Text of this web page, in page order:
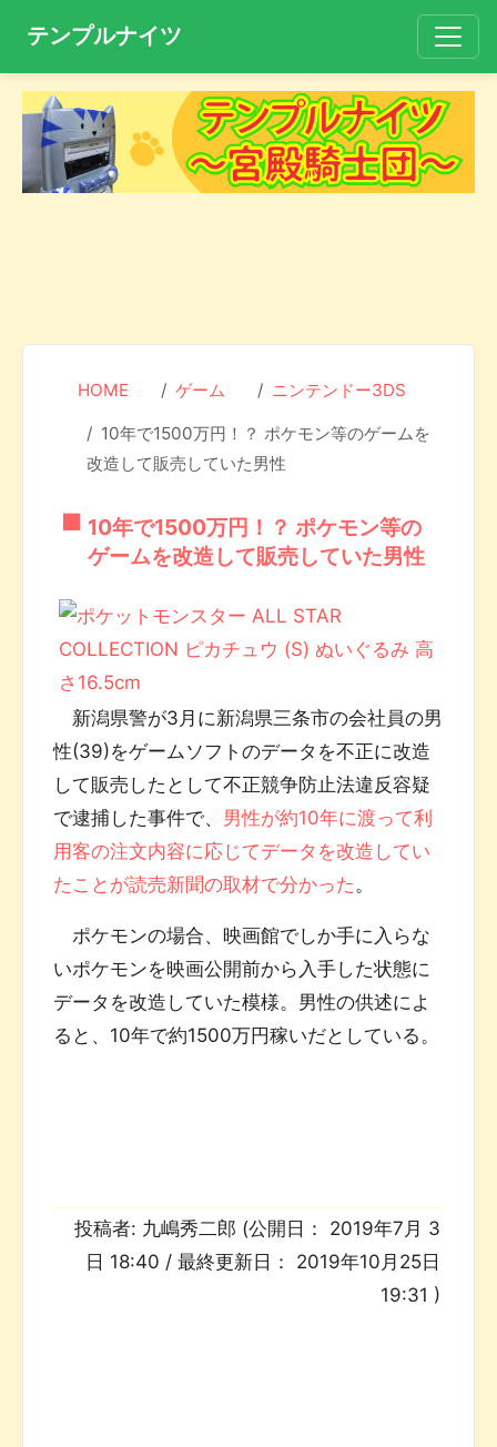
テンプルナイツ
HOME ゲーム ニンテンドー3DS
10年で1500万円！？ ポケモン等のゲームを
改造して販売していた男性
10年で1500万円！？ ポケモン等の
ゲームを改造して販売していた男性
新潟県警が3月に新潟県三条市の会社員の男
性(39)をゲームソフトのデータを不正に改造
して販売したとして不正競争防止法違反容疑
で逮捕した事件で、 男性が約10年に渡って利
用客の注文内容に応じてデータを改造してい
たことが読売新聞の取材で分かった 。
ポケモンの場合、映画館でしか手に入らな
いポケモンを映画公開前から入手した状態に
データを改造していた模様。男性の供述によ
ると、10年で約1500万円稼いだとしている。
投稿者: 九嶋秀二郎 (公開日： 2019年7月 3
日 18:40 / 最終更新日： 2019年10月25日
19:31 )